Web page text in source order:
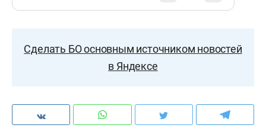
Сделать БО основным источником новостей
в Яндексе